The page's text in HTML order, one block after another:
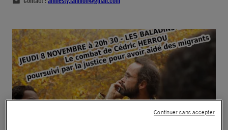
Continuer sans accepter